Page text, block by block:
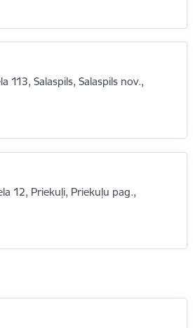
113, Salaspils, Salaspils nov.,
12, Priekuļi, Priekuļu pag.,